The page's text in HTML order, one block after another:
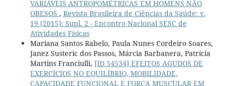
VARIÁVEIS ANTROPOMÉTRICAS EM HOMENS NÃO
OBESOS , Revista Brasileira de Ciências da Saúde: v.
19 (2015): Supl. 2 - Encontro Nacional SESC de
Atividades Físicas
Mariana Santos Rabelo, Paula Nunes Cordeiro Soares,
Janez Susteric dos Passos, Márcia Barbanera, Patrícia
Martins Franciulli, [ID 54534] EFEITOS AGUDOS DE
EXERCÍCIOS NO EQUILÍBRIO, MOBILIDADE,
CAPACIDADE FUNCIONAL E FORÇA MUSCULAR EM